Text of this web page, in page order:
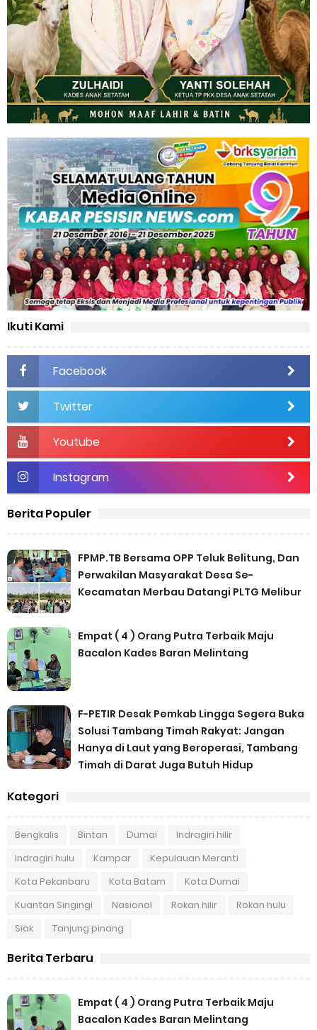
Ikuti Kami
Facebook
Twitter
Youtube
Instagram
Berita Populer
FPMP.TB Bersama OPP Teluk Belitung, Dan
Perwakilan Masyarakat Desa Se-
Kecamatan Merbau Datangi PLTG Melibur
Empat ( 4 ) Orang Putra Terbaik Maju
Bacalon Kades Baran Melintang
F-PETIR Desak Pemkab Lingga Segera Buka
Solusi Tambang Timah Rakyat: Jangan
Hanya di Laut yang Beroperasi, Tambang
Timah di Darat Juga Butuh Hidup
Kategori
Bengkalis Bintan Dumai
Indragiri hilir
Indragiri hulu
Kampar
Kepulauan Meranti
Kota Pekanbaru
Kota Batam
Kota Dumai
Kuantan Singingi
Nasional Rokan hilir
Rokan hulu
Siak
Tanjung pinang
Berita Terbaru
Empat ( 4 ) Orang Putra Terbaik Maju
Bacalon Kades Baran Melintang